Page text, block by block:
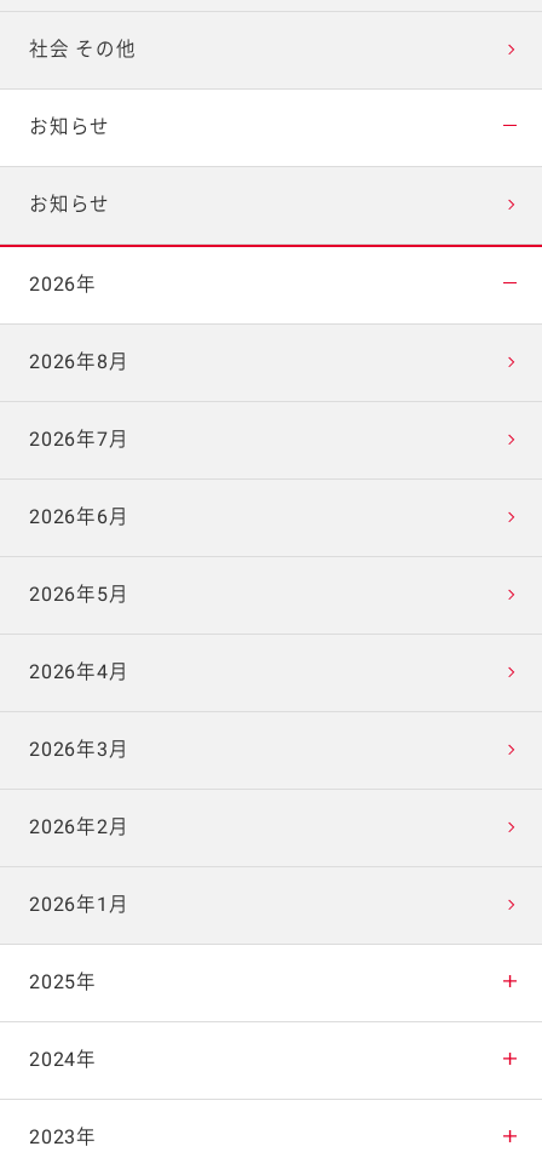
社会 その他
お知らせ
お知らせ
2026年
2026年8月
2026年7月
2026年6月
2026年5月
2026年4月
2026年3月
2026年2月
2026年1月
2025年
2025年12月
2025年11月
2024年
2024年12月
2023年